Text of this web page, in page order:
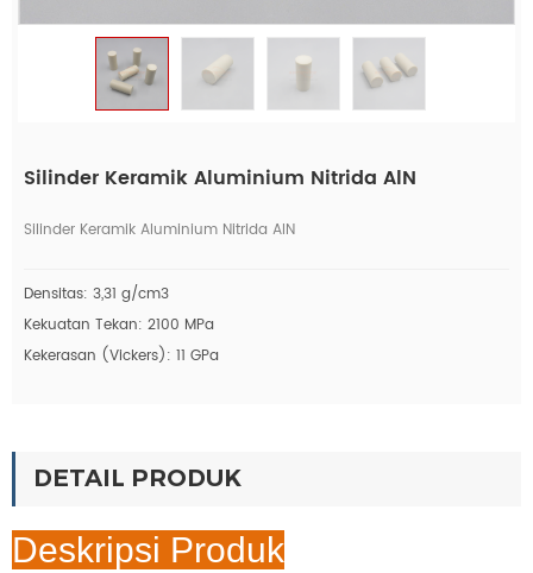
Silinder Keramik Aluminium Nitrida AlN
Silinder Keramik Aluminium Nitrida AlN
Densitas: 3,31 g/cm3
Kekuatan Tekan: 2100 MPa
Kekerasan (Vickers): 11 GPa
DETAIL PRODUK
Deskripsi Produk